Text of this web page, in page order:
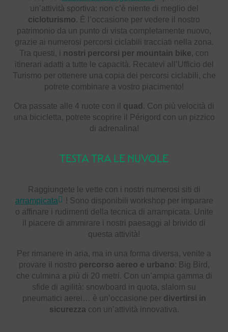
un’attività sportiva: non c’è niente di meglio del
cicloturismo. È l’occasione per vedere il nostro
patrimonio da un punto di vista completamente nuovo,
grazie ai numerosi percorsi ciclabili tracciati nella zona.
Tra questi, i nostri percorsi per mountain bike, con
itinerari adatti a tutte le capacità. Recatevi all’Ufficio del
Turismo per ottenere una copia dei percorsi ciclabili, che
potrete combinare a vostro piacimento!
Ora passate alle 4 ruote con il quad . Con più velocità di
una bicicletta, potrete scoprire il Périgord con un pizzico
di adrenalina!
TESTA TRA LE NUVOLE
Raggiungete le vette con i nostri numerosi siti di
arrampicata
! Sono disponibili workshop per imparare
o affinare i rudimenti della tecnica di arrampicata. Unite
il piacere di ammirare i nostri paesaggi al brivido di
questa attività!
Per rimanere in aria, ma in una forma diversa, venite a
provare il nostro percorso aereo e urbano: Big Bird,
che culmina a più di 20 metri. Con un’ampia gamma di
sfide di agilità: snowboard in quota, slalom su
pneumatici aerei… è un’occasione per divertirsi in
sicurezza con un’attività innovativa.